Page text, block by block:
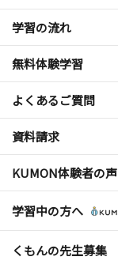
学習の流れ
無料体験学習
よくあるご質問
資料請求
KUMON体験者の声
学習中の方へ
くもんの先生募集